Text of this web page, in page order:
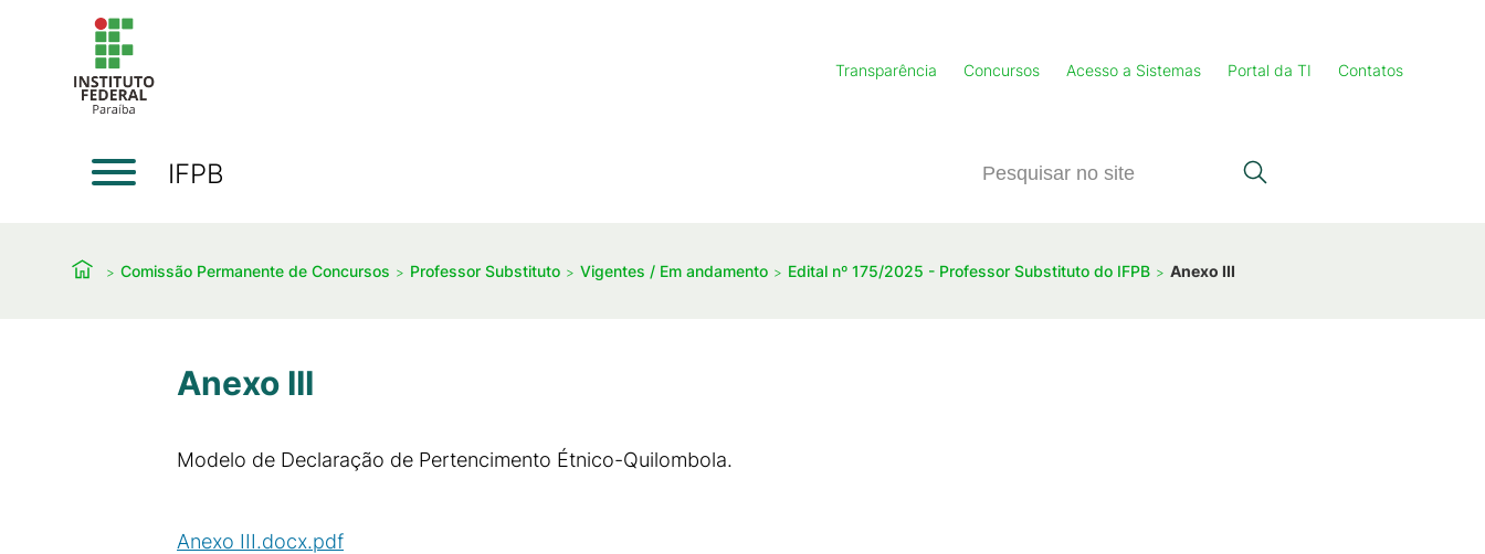
Transparência Concursos Acesso a Sistemas Portal da TI Contatos
IFPB
Comissão Permanente de Concursos Professor Substituto Vigentes / Em andamento Edital nº 175/2025 - Professor Substituto do IFPB Anexo III
Anexo III
Modelo de Declaração de Pertencimento Étnico-Quilombola.
Anexo III.docx.pdf